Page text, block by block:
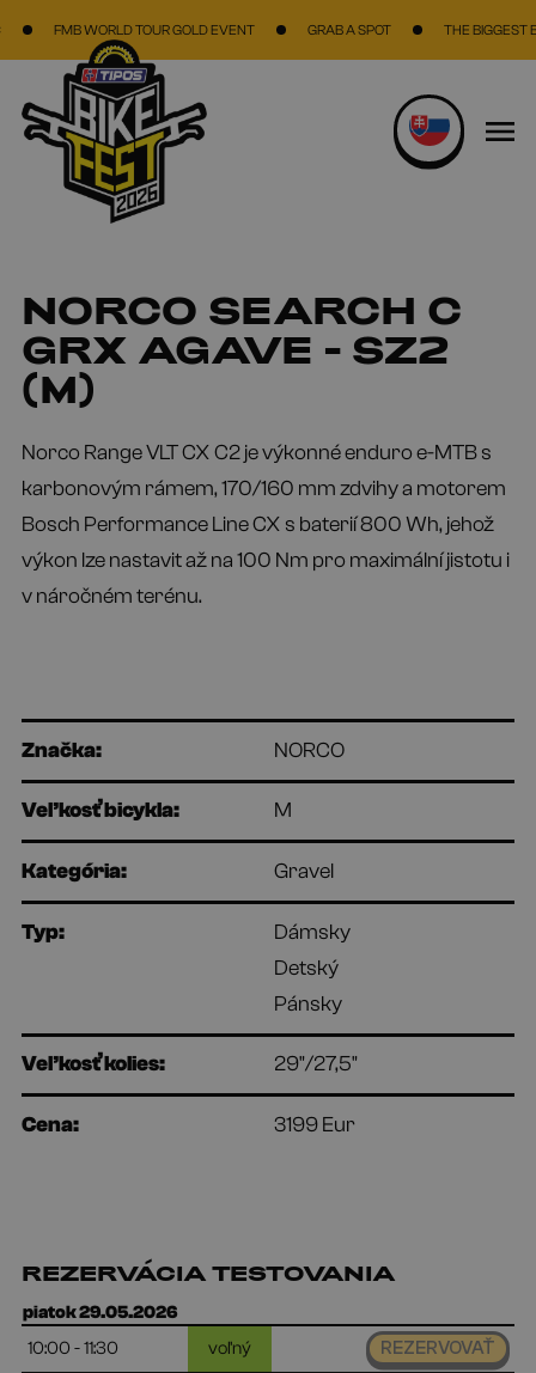
FMB WORLD TOUR GOLD EVENT GRAB A SPOT THE BIGGEST BIKE
NORCO SEARCH C
GRX AGAVE - SZ2
(M)
Norco Range VLT CX C2 je výkonné enduro e-MTB s
karbonovým rámem, 170/160 mm zdvihy a motorem
Bosch Performance Line CX s baterií 800 Wh, jehož
výkon lze nastavit až na 100 Nm pro maximální jistotu i
v náročném terénu.
Značka: NORCO
Veľkosť bicykla: M
Kategória: Gravel
Typ:
Dámsky
Detský
Pánsky
Veľkosť kolies: 29"/27,5"
Cena: 3199 Eur
REZERVÁCIA TESTOVANIA
piatok 29.05.2026
10:00 - 11:30
voľný REZERVOVAŤ